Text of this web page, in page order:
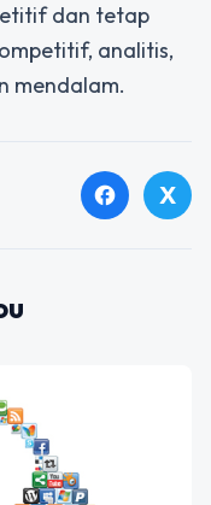
dan tetap
analitis,
mendalam.
facebook X